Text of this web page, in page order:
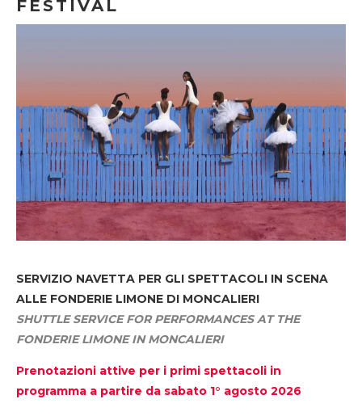
FESTIVAL
SERVIZIO NAVETTA PER GLI SPETTACOLI IN SCENA
ALLE FONDERIE LIMONE DI MONCALIERI
SHUTTLE SERVICE FOR PERFORMANCES AT THE
FONDERIE LIMONE IN MONCALIERI
Prenotazioni attive per i primi spettacoli in
programma a partire da sabato 1° agosto 2026